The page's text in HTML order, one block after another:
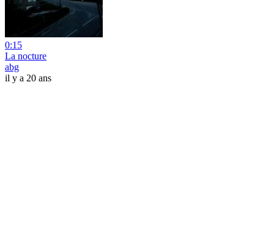
0:15
La nocture
abg
il y a 20 ans